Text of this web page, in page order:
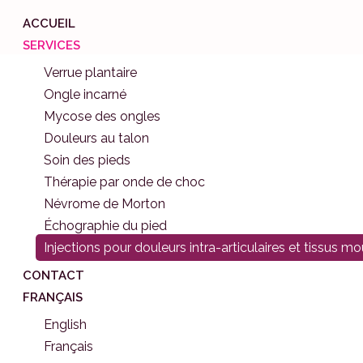
ACCUEIL
SERVICES
Verrue plantaire
Ongle incarné
Mycose des ongles
Douleurs au talon
Soin des pieds
Thérapie par onde de choc
Névrome de Morton
Échographie du pied
Injections pour douleurs intra-articulaires et tissus
CONTACT
FRANÇAIS
English
Français
pour
articulaires et
mous
ciblé et durable des douleurs articulaires
tendineuses par nos podiatres à Montréal